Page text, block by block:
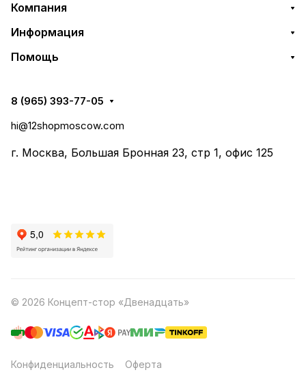
Компания
Информация
Помощь
8 (965) 393-77-05
hi@12shopmoscow.com
г. Москва, Большая Бронная 23, стр 1, офис 125
© 2026 Концепт-стор «Двенадцать»
Конфиденциальность Оферта